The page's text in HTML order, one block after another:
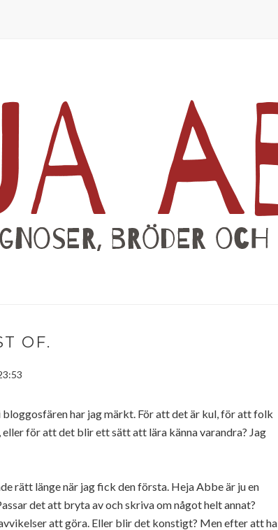
OF.
bloggosfären har jag märkt. För att det är kul, för att folk
för att det blir ett sätt att lära känna varandra? Jag
rätt länge när jag fick den första. Heja Abbe är ju en
det att bryta av och skriva om något helt annat?
att göra. Eller blir det konstigt? Men efter att ha